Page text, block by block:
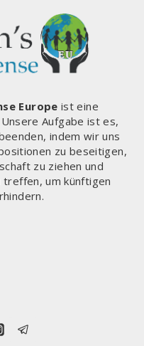
Europe ist eine
Aufgabe ist es,
indem wir uns
zu beseitigen,
zu ziehen und
treffen, um künftigen